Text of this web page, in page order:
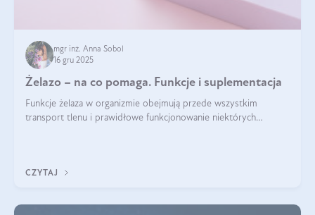
mgr inż. Anna Sobol
16 gru 2025
Żelazo – na co pomaga. Funkcje i suplementacja
Funkcje żelaza w organizmie obejmują przede wszystkim
transport tlenu i prawidłowe funkcjonowanie niektórych
CZYTAJ